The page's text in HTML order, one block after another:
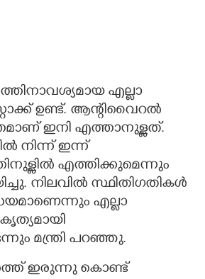
എല്ലാ
ഉണ്ട്. ആന്റിവൈറൽ
ഇനി എത്താനുള്ളത്.
നിന്ന് ഇന്ന്
എത്തിക്കുമെന്നും
നിലവിൽ സ്ഥിതിഗതികൾ
എല്ലാ
മന്ത്രി പറഞ്ഞു.
ഇരുന്നു കൊണ്ട്